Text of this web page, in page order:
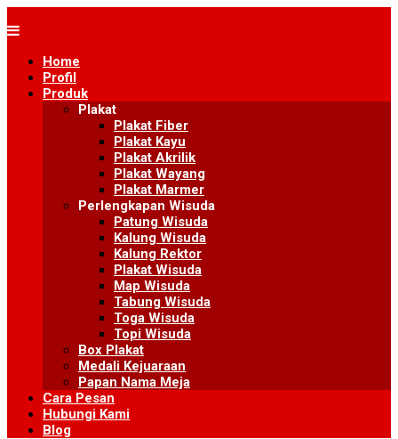
to
Home
Profil
Produk
Plakat
Plakat Fiber
Plakat Kayu
Plakat Akrilik
Plakat Wayang
Plakat Marmer
Perlengkapan Wisuda
Patung Wisuda
Kalung Wisuda
Kalung Rektor
Plakat Wisuda
Map Wisuda
Tabung Wisuda
Toga Wisuda
Topi Wisuda
Box Plakat
Medali Kejuaraan
Papan Nama Meja
Cara Pesan
Hubungi Kami
Blog